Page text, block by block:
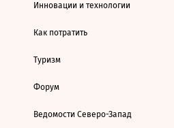
Инновации и технологии
Как потратить
Туризм
Форум
Ведомости Северо-Запад